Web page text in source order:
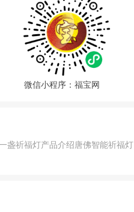
微信小程序：福宝网
盏祈福灯产品介绍唐佛智能祈福灯